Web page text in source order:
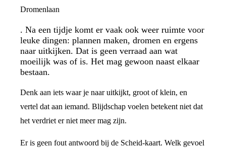
Dromenlaan
. Na een tijdje komt er vaak ook weer ruimte voor
leuke dingen: plannen maken, dromen en ergens
naar uitkijken. Dat is geen verraad aan wat
moeilijk was of is. Het mag gewoon naast elkaar
bestaan.
Denk aan iets waar je naar uitkijkt, groot of klein, en
vertel dat aan iemand. Blijdschap voelen betekent niet dat
het verdriet er niet meer mag zijn.
Er is geen fout antwoord bij de Scheid-kaart. Welk gevoel